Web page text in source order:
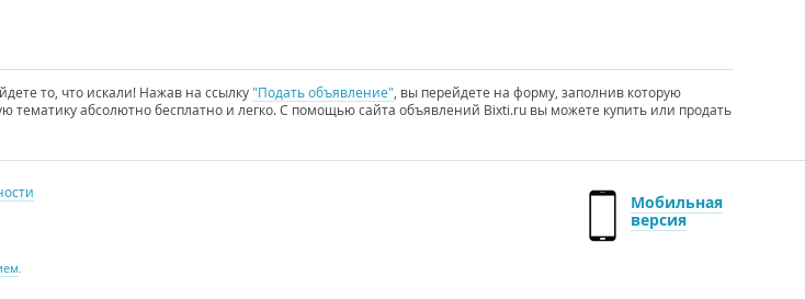
то, что искали! Нажав на ссылку"Подать объявление", вы перейдете на форму, заполнив которую
абсолютно бесплатно и легко. С помощью сайта объявлений Bixti.ru вы можете купить или продать
Мобильная
версия
.